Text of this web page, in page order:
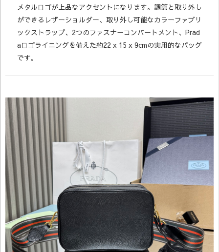
メタルロゴが上品なアクセントになります。調節と取り外し
ができるレザーショルダー、取り外し可能なカラーファブリ
ックストラップ、2つのファスナーコンパートメント、Prad
aロゴライニングを備えた約22 x 15 x 9cmの実用的なバッグ
です。